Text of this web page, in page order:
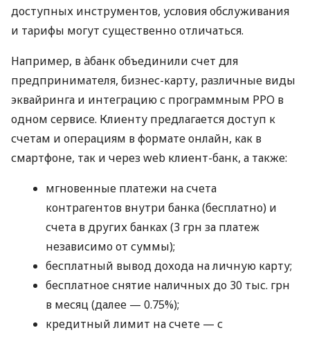
доступных инструментов, условия обслуживания
и тарифы могут существенно отличаться.
Например, в àбанк объединили счет для
предпринимателя, бизнес-карту, различные виды
эквайринга и интеграцию с программным РРО в
одном сервисе. Клиенту предлагается доступ к
счетам и операциям в формате онлайн, как в
смартфоне, так и через web клиент-банк, а также:
мгновенные платежи на счета
контрагентов внутри банка (бесплатно) и
счета в других банках (3 грн за платеж
независимо от суммы);
бесплатный вывод дохода на личную карту;
бесплатное снятие наличных до 30 тыс. грн
в месяц (далее — 0.75%);
кредитный лимит на счете — с